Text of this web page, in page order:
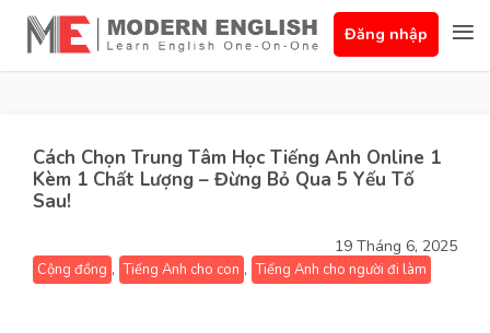
Đăng nhập
Cách Chọn Trung Tâm Học Tiếng Anh Online 1
Kèm 1 Chất Lượng – Đừng Bỏ Qua 5 Yếu Tố
Sau!
19 Tháng 6, 2025
Cộng đồng , Tiếng Anh cho con , Tiếng Anh cho người đi làm